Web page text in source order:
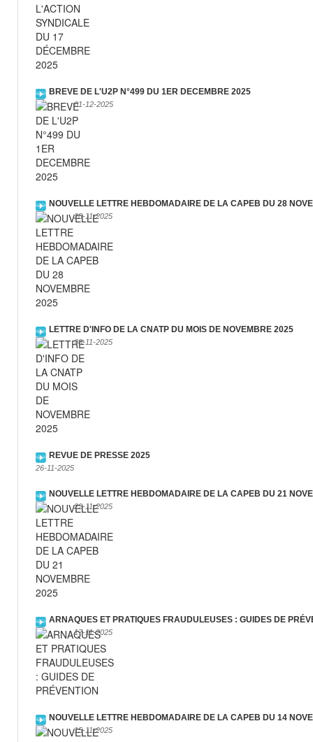
BREVE DE L'U2P N°499 DU 1ER DECEMBRE 2025
01-12-2025
NOUVELLE LETTRE HEBDOMADAIRE DE LA CAPEB DU 28
28-11-2025
LETTRE D'INFO DE LA CNATP DU MOIS DE NOVEMBRE 2025
28-11-2025
REVUE DE PRESSE 2025
26-11-2025
NOUVELLE LETTRE HEBDOMADAIRE DE LA CAPEB DU 21
22-11-2025
ARNAQUES ET PRATIQUES FRAUDULEUSES : GUIDES DE
17-11-2025
NOUVELLE LETTRE HEBDOMADAIRE DE LA CAPEB DU 14
15-11-2025